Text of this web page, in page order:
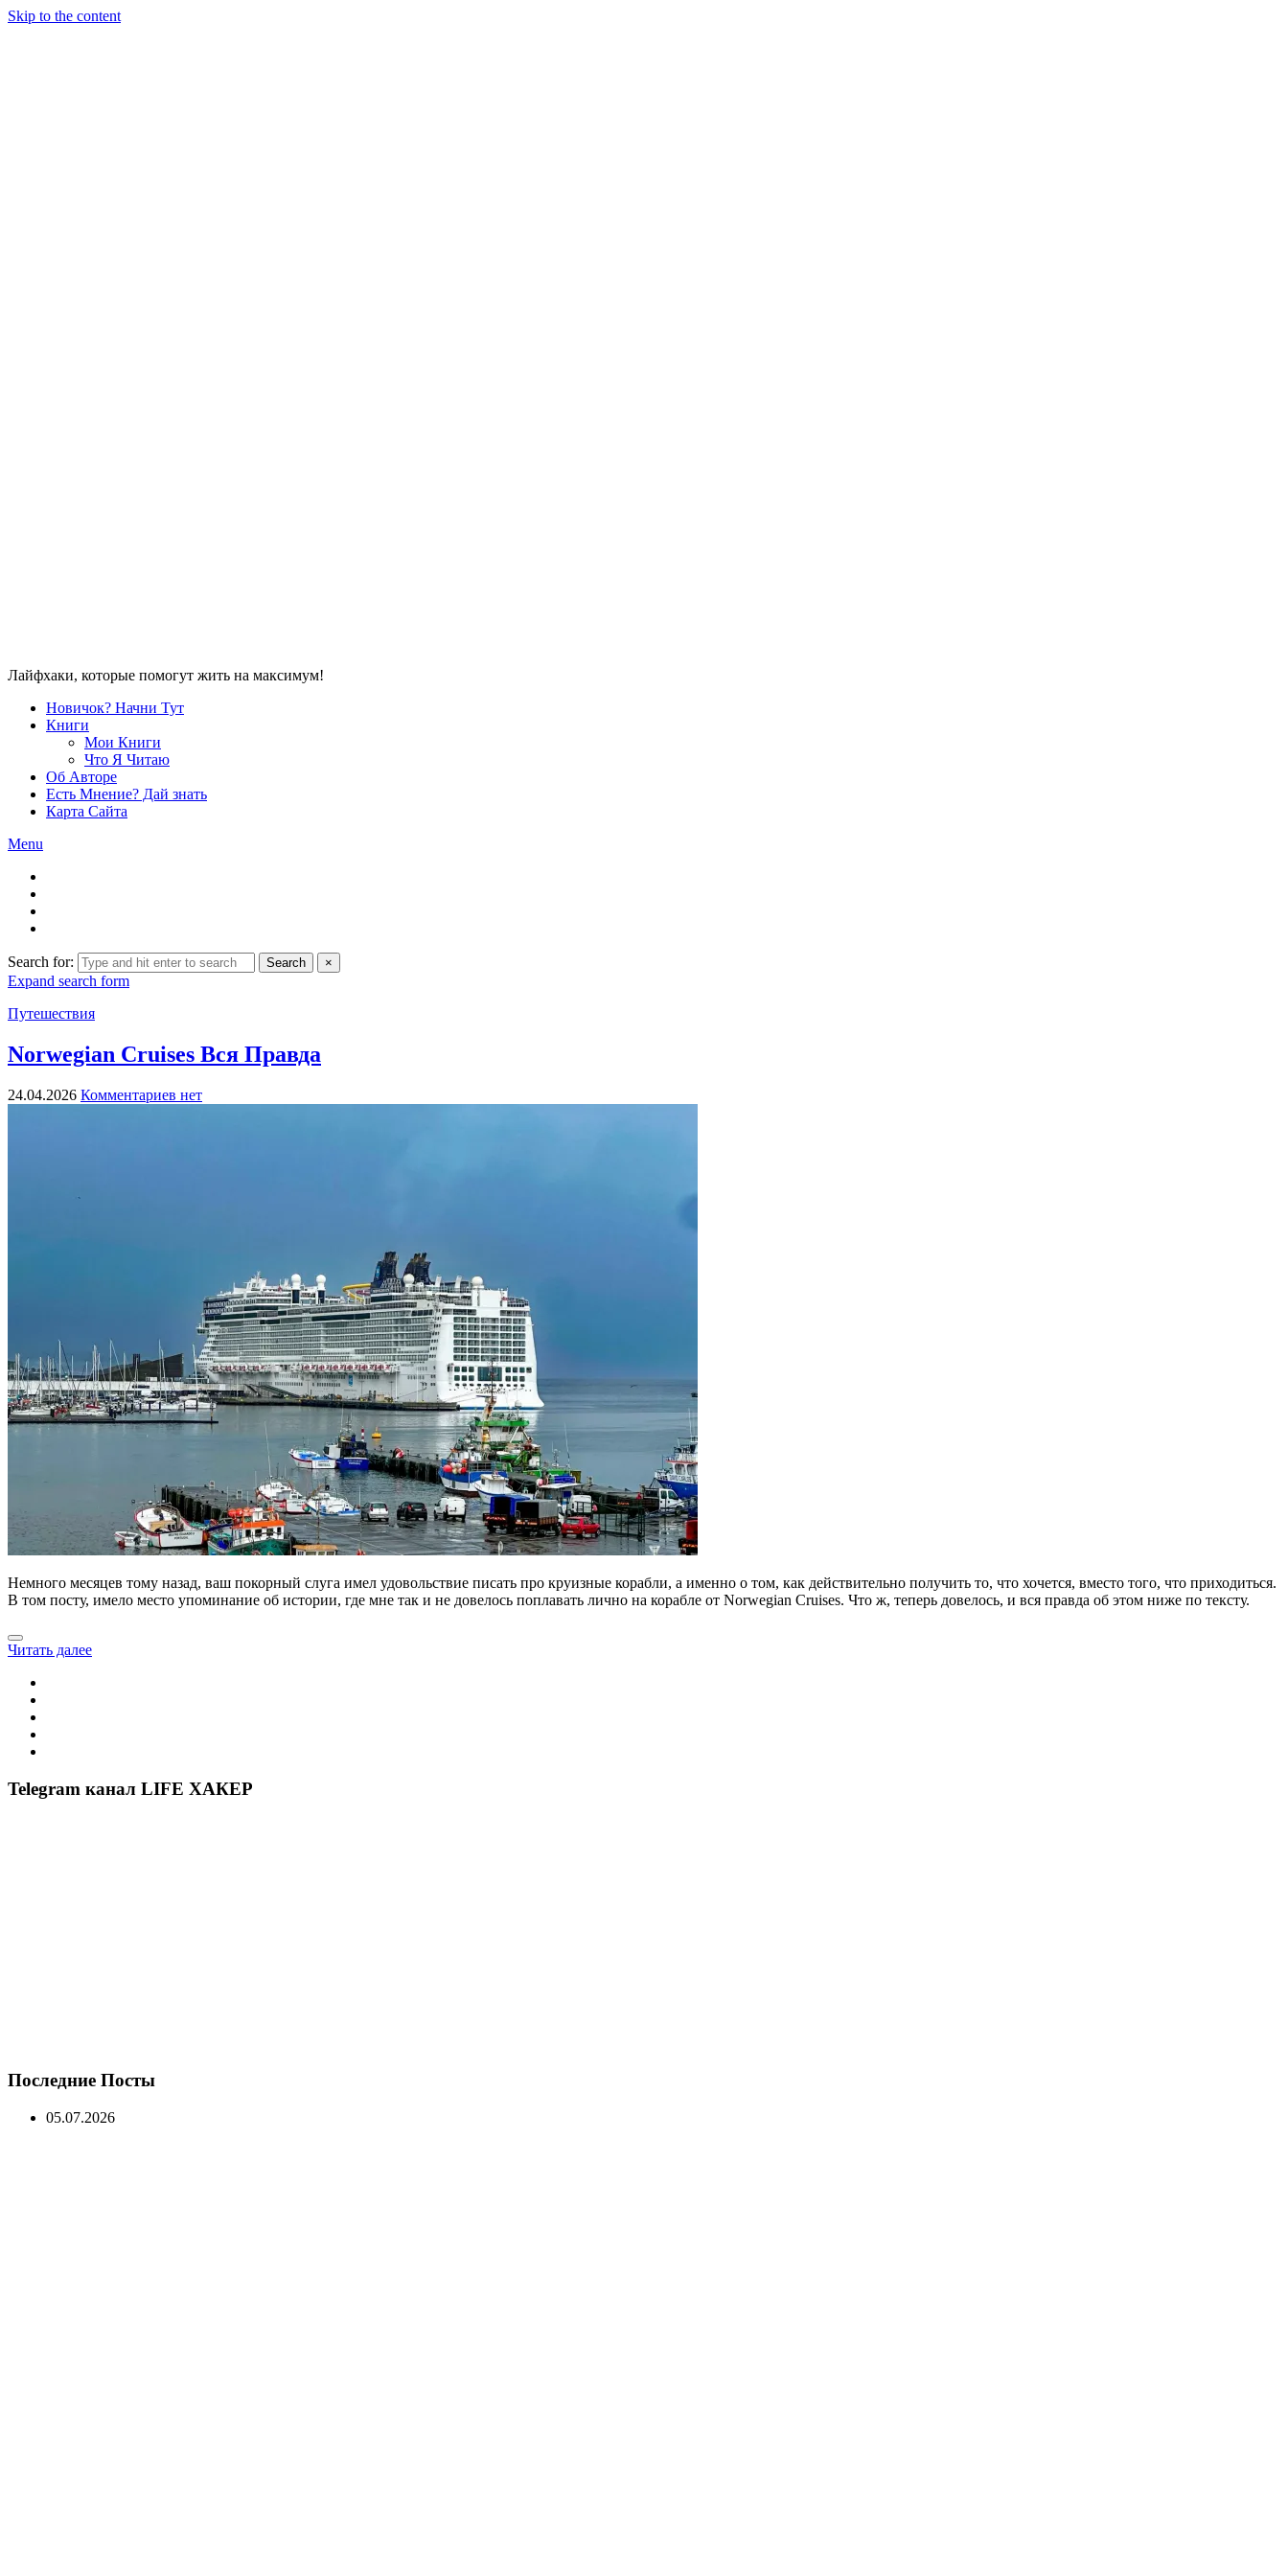
Skip to the content
Лайфхаки, которые помогут жить на максимум!
Новичок? Начни Тут
Книги
Мои Книги
Что Я Читаю
Об Авторе
Есть Мнение? Дай знать
Карта Сайта
Menu
Search for: Search ×
Expand search form
Путешествия
Norwegian Cruises Вся Правда
24.04.2026 Комментариев нет
Немного месяцев тому назад, ваш покорный слуга имел удовольствие писать про круизные корабли, а именно о том, как действительно получить то, что хочется, вместо того, что приходиться.
В том посту, имело место упоминание об истории, где мне так и не довелось поплавать лично на корабле от Norwegian Cruises. Что ж, теперь довелось, и вся правда об этом ниже по тексту.
Читать далее
Telegram канал LIFE ХАКЕР
Последние Посты
05.07.2026